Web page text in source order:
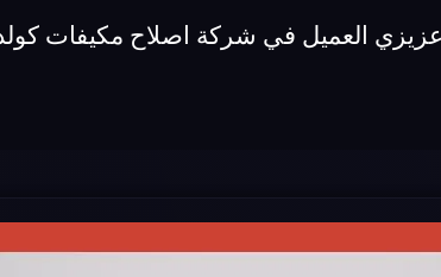
عزيزي العميل في شركة اصلاح مكيفات